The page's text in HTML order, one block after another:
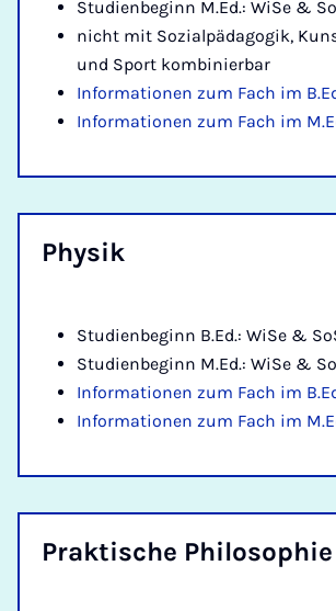
Studienbeginn M.Ed.: WiSe &
nicht mit Sozialpädagogik,
und Sport kombinierbar
Informationen zum Fach im
Informationen zum Fach im
Phy­sik
Studienbeginn B.Ed.: WiSe &
Studienbeginn M.Ed.: WiSe &
Informationen zum Fach im
Informationen zum Fach im
Prak­ti­sche Phi­lo­so­phie